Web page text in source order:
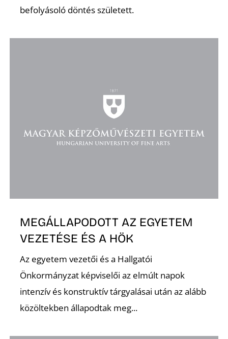
befolyásoló döntés született.
MEGÁLLAPODOTT AZ EGYETEM
VEZETÉSE ÉS A HÖK
Az egyetem vezetői és a Hallgatói
Önkormányzat képviselői az elmúlt napok
intenzív és konstruktív tárgyalásai után az alább
közöltekben állapodtak meg...